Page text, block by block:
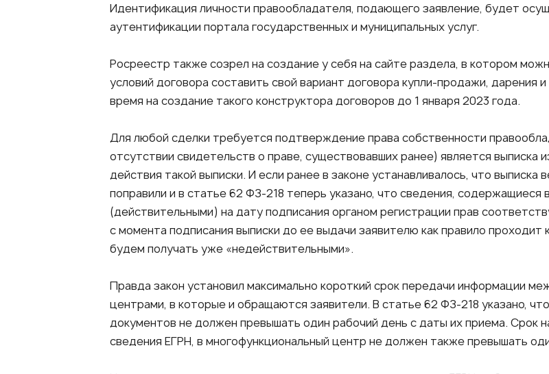
Идентификация личности правообладателя, подающего заявление, будет
аутентификации портала государственных и муниципальных услуг.
Росреестр также созрел на создание у себя на сайте раздела, в котором
условий договора составить свой вариант договора купли-продажи, дарения
время на создание такого конструктора договоров до 1 января 2023 года.
Для любой сделки требуется подтверждение права собственности
отсутствии свидетельств о праве, существовавших ранее) является выписка
действия такой выписки. И если ранее в законе устанавливалось, что
поправили и в статье 62 ФЗ-218 теперь указано, что сведения, содержащиеся
(действительными) на дату подписания органом регистрации прав
с момента подписания выписки до ее выдачи заявителю как правило
будем получать уже «недействительными».
Правда закон установил максимально короткий срок передачи информации
центрами, в которые и обращаются заявители. В статье 62 ФЗ-218 указано,
документов не должен превышать один рабочий день с даты их приема. Срок
сведения ЕГРН, в многофункциональный центр не должен также превышать